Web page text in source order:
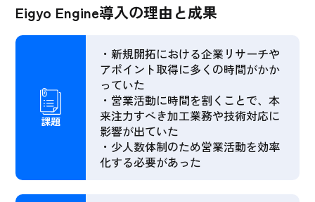
Eigyo Engine導入の理由と成果
課題
・新規開拓における企業リサーチや
アポイント取得に多くの時間がかか
っていた
・営業活動に時間を割くことで、本
来注力すべき加工業務や技術対応に
影響が出ていた
・少人数体制のため営業活動を効率
化する必要があった